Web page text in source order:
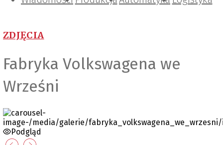
ZDJĘCIA
Fabryka Volkswagena we
Wrześni
Podgląd